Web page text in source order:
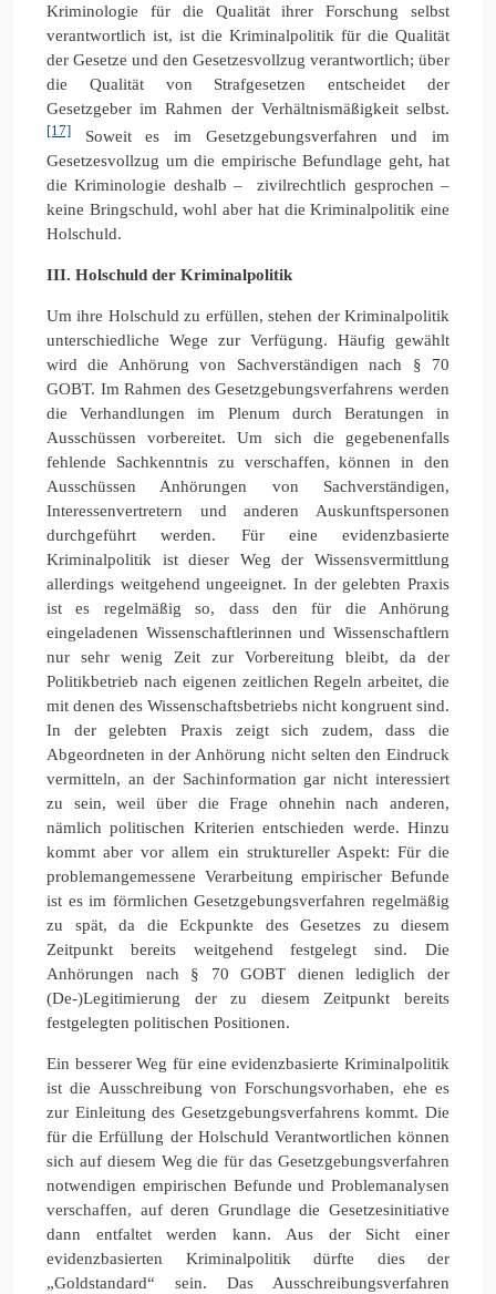
Kriminologie für die Qualität ihrer Forschung selbst
verantwortlich ist, ist die Kriminalpolitik für die Qualität
der Gesetze und den Gesetzesvollzug verantwortlich; über
die Qualität von Strafgesetzen entscheidet der
Gesetzgeber im Rahmen der Verhältnismäßigkeit selbst.
[17] Soweit es im Gesetzgebungsverfahren und im
Gesetzesvollzug um die empirische Befundlage geht, hat
die Kriminologie deshalb – zivilrechtlich gesprochen –
keine Bringschuld, wohl aber hat die Kriminalpolitik eine
Holschuld.
III. Holschuld der Kriminalpolitik
Um ihre Holschuld zu erfüllen, stehen der Kriminalpolitik
unterschiedliche Wege zur Verfügung. Häufig gewählt
wird die Anhörung von Sachverständigen nach § 70
GOBT. Im Rahmen des Gesetzgebungsverfahrens werden
die Verhandlungen im Plenum durch Beratungen in
Ausschüssen vorbereitet. Um sich die gegebenenfalls
fehlende Sachkenntnis zu verschaffen, können in den
Ausschüssen Anhörungen von Sachverständigen,
Interessenvertretern und anderen Auskunftspersonen
durchgeführt werden. Für eine evidenzbasierte
Kriminalpolitik ist dieser Weg der Wissensvermittlung
allerdings weitgehend ungeeignet. In der gelebten Praxis
ist es regelmäßig so, dass den für die Anhörung
eingeladenen Wissenschaftlerinnen und Wissenschaftlern
nur sehr wenig Zeit zur Vorbereitung bleibt, da der
Politikbetrieb nach eigenen zeitlichen Regeln arbeitet, die
mit denen des Wissenschaftsbetriebs nicht kongruent sind.
In der gelebten Praxis zeigt sich zudem, dass die
Abgeordneten in der Anhörung nicht selten den Eindruck
vermitteln, an der Sachinformation gar nicht interessiert
zu sein, weil über die Frage ohnehin nach anderen,
nämlich politischen Kriterien entschieden werde. Hinzu
kommt aber vor allem ein struktureller Aspekt: Für die
problemangemessene Verarbeitung empirischer Befunde
ist es im förmlichen Gesetzgebungsverfahren regelmäßig
zu spät, da die Eckpunkte des Gesetzes zu diesem
Zeitpunkt bereits weitgehend festgelegt sind. Die
Anhörungen nach § 70 GOBT dienen lediglich der
(De-)Legitimierung der zu diesem Zeitpunkt bereits
festgelegten politischen Positionen.
Ein besserer Weg für eine evidenzbasierte Kriminalpolitik
ist die Ausschreibung von Forschungsvorhaben, ehe es
zur Einleitung des Gesetzgebungsverfahrens kommt. Die
für die Erfüllung der Holschuld Verantwortlichen können
sich auf diesem Weg die für das Gesetzgebungsverfahren
notwendigen empirischen Befunde und Problemanalysen
verschaffen, auf deren Grundlage die Gesetzesinitiative
dann entfaltet werden kann. Aus der Sicht einer
evidenzbasierten Kriminalpolitik dürfte dies der
„Goldstandard“ sein. Das Ausschreibungsverfahren